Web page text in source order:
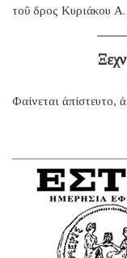
τοῦ δρος Κυριάκου Α.
Φαίνεται ἀπίστευτο,